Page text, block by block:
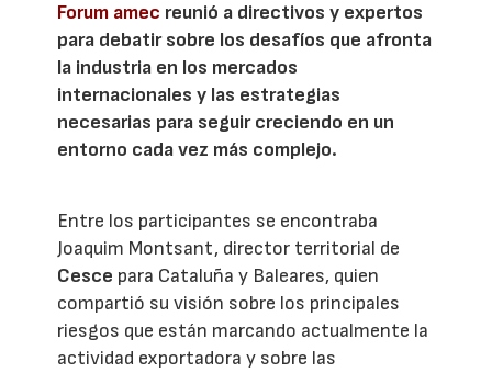
Forum amec reunió a directivos y expertos
para debatir sobre los desafíos que afronta
la industria en los mercados
internacionales y las estrategias
necesarias para seguir creciendo en un
entorno cada vez más complejo.
Entre los participantes se encontraba
Joaquim Montsant, director territorial de
Cesce para Cataluña y Baleares, quien
compartió su visión sobre los principales
riesgos que están marcando actualmente la
actividad exportadora y sobre las